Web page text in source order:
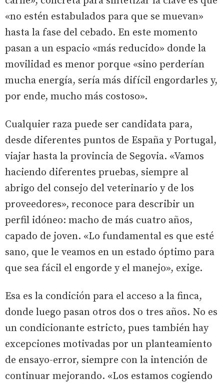
«no estén estabulados para que se muevan»
hasta la fase del cebado. En este momento
pasan a un espacio «más reducido» donde la
movilidad es menor porque «sino perderían
mucha energía, sería más difícil engordarles y,
por ende, mucho más costoso».
Cualquier raza puede ser candidata para,
desde diferentes puntos de España y Portugal,
viajar hasta la provincia de Segovia. «Vamos
haciendo diferentes pruebas, siempre al
abrigo del consejo del veterinario y de los
proveedores», reconoce para describir un
perfil idóneo: macho de más cuatro años,
capado de joven. «Lo fundamental es que esté
sano, que le veamos en un estado óptimo para
que sea fácil el engorde y el manejo», exige.
Esa es la condición para el acceso a la finca,
donde luego pasan otros dos o tres años. No es
un condicionante estricto, pues también hay
excepciones motivadas por un planteamiento
de ensayo-error, siempre con la intención de
continuar mejorando. «Los estamos cogiendo